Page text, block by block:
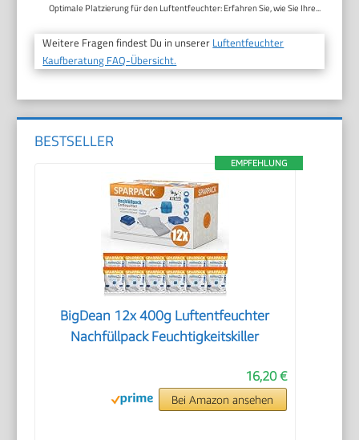
Optimale Platzierung für den Luftentfeuchter: Erfahren Sie, wie Sie Ihre...
Weitere Fragen findest Du in unserer Luftentfeuchter
Kaufberatung FAQ-Übersicht.
BESTSELLER
EMPFEHLUNG
BigDean 12x 400g Luftentfeuchter
Nachfüllpack Feuchtigkeitskiller
16,20 €
Bei Amazon ansehen